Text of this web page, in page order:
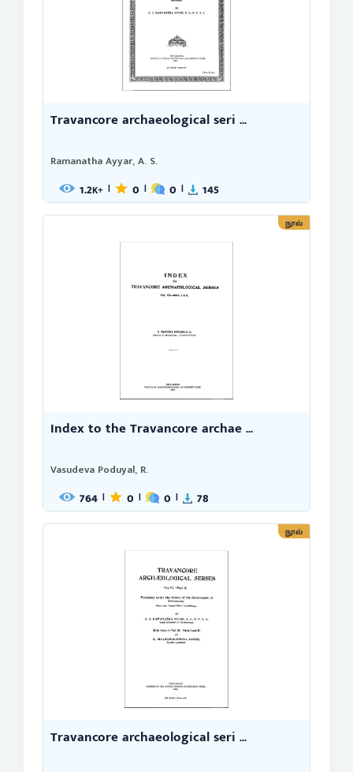
Travancore archaeological seri ...
Ramanatha Ayyar, A. S.
1.2K+ | 0 | 0 | 145
நூல்
Index to the Travancore archae ...
Vasudeva Poduyal, R.
764 | 0 | 0 | 78
நூல்
Travancore archaeological seri ...